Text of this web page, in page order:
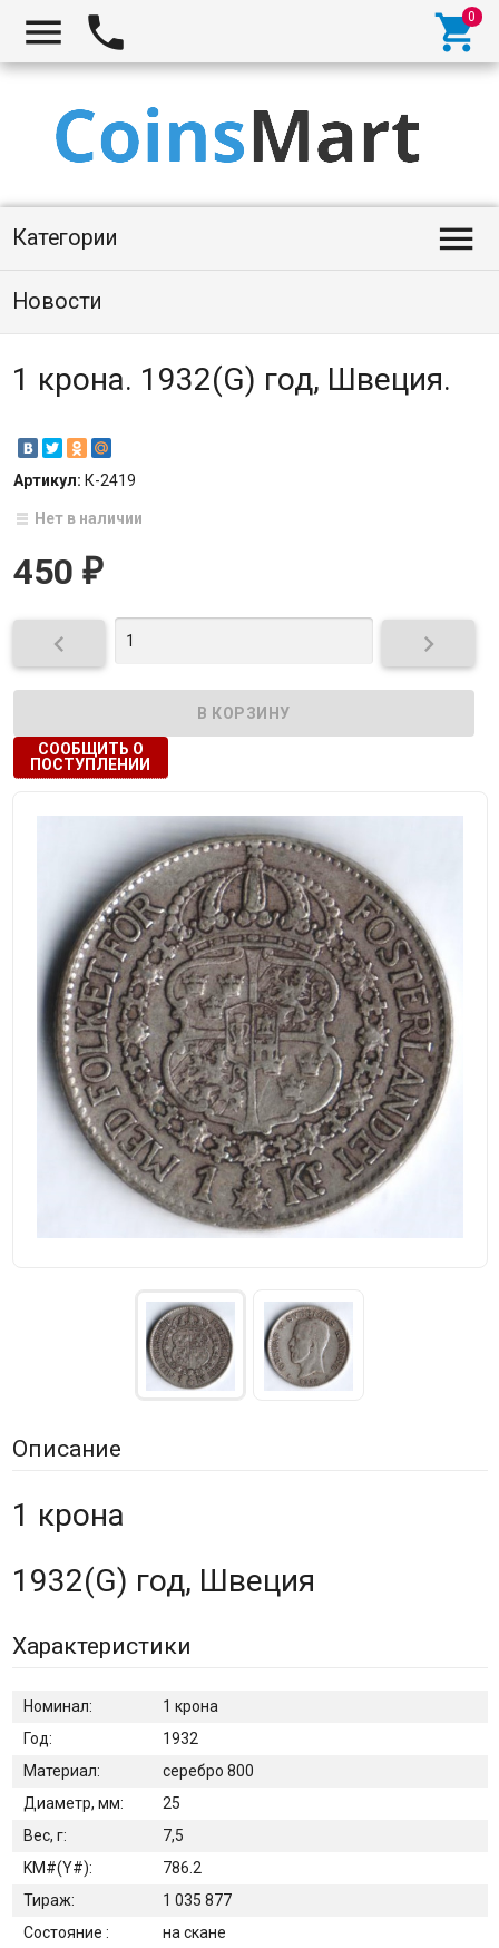
  
Категории 
Новости
1 крона. 1932(G) год, Швеция.
Артикул: К-2419
Нет в наличии
450 ₽
 
СООБЩИТЬ О
ПОСТУПЛЕНИИ
Описание
1 крона
1932(G) год, Швеция
Характеристики
Номинал:
1 крона
Год:
1932
Материал:
серебро 800
Диаметр, мм:
25
Вес, г:
7,5
KM#(Y#):
786.2
Тираж:
1 035 877
Состояние :
на скане